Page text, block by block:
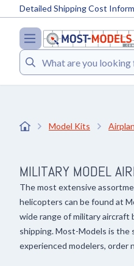
Detailed Shipping Cost
Search
Model Kits
MILITARY MODEL
The most extensive
helicopters can be found at
wide range of military aircraft
shipping. Most-Models is the
experienced modelers, order